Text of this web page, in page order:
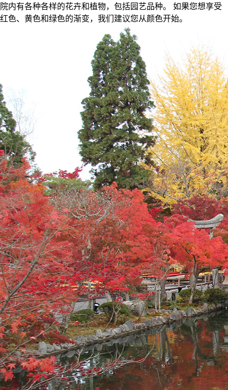
院内有各种各样的花卉和植物，包括园艺品种。 如果您想享受
红色、黄色和绿色的渐变，我们建议您从颜色开始。